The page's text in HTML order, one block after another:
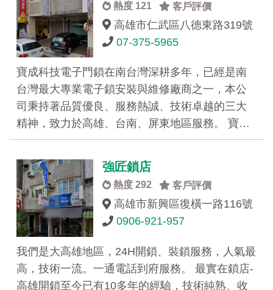
熱度 121 客戶評價
高雄市仁武區八德東路319號
07-375-5965
寶成科技電子門鎖在南台灣深耕多年，已經是南
台灣最大專業電子鎖安裝與維修廠商之一，本公
司秉持著品質優良、服務熱誠、技術卓越的三大
精神，致力於高雄、台南、屏東地區服務。 寶…
強匠鎖店
熱度 292 客戶評價
高雄市新興區復橫一路116號
0906-921-957
我們是大高雄地區，24H開鎖、裝鎖服務，人氣最
高，技術一流。一通電話到府服務。 最實在鎖店-
高雄開鎖至今已有10多年的經驗，技術純熟、收